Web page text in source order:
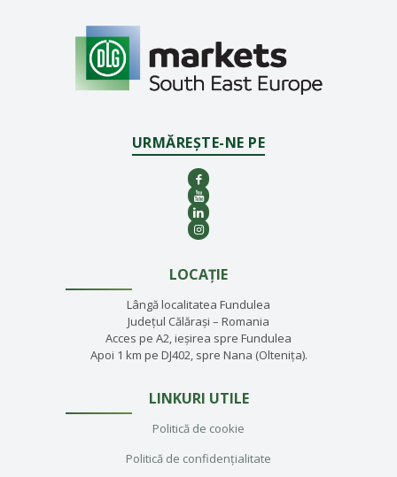
URMĂREȘTE-NE PE
LOCAȚIE
Lângă localitatea Fundulea
Județul Călărași – Romania
Acces pe A2, ieșirea spre Fundulea
Apoi 1 km pe DJ402, spre Nana (Oltenița).
LINKURI UTILE
Politică de cookie
Politică de confidențialitate